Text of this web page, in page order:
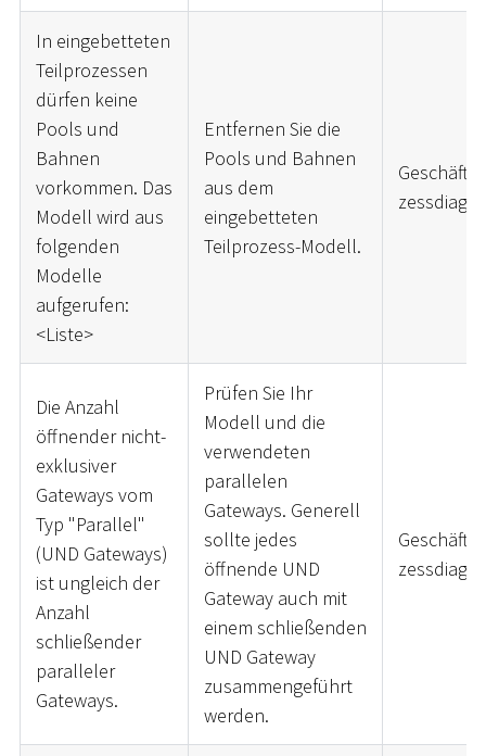
In eingebetteten
Teilprozessen
dürfen keine
Pools und
Bahnen
vorkommen. Das
Modell wird aus
folgenden
Modelle
aufgerufen:
<Liste>
Entfernen Sie die
Pools und Bahnen
aus dem
eingebetteten
Teilprozess-Modell.
Die Anzahl
öffnender nicht-
exklusiver
Gateways vom
Typ "Parallel"
(UND Gateways)
ist ungleich der
Anzahl
schließender
paralleler
Gateways.
Prüfen Sie Ihr
Modell und die
verwendeten
parallelen
Gateways. Generell
sollte jedes
öffnende UND
Gateway auch mit
einem schließenden
UND Gateway
zusammengeführt
werden.